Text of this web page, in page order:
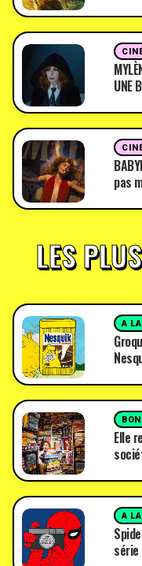
UNE
pas
LES
A
Elle
A
série